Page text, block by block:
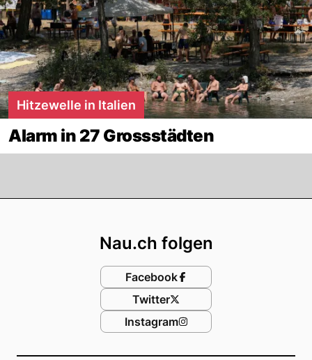
Hitzewelle in Italien
Alarm in 27 Grossstädten
Nau.ch folgen
Facebook
Twitter
Instagram